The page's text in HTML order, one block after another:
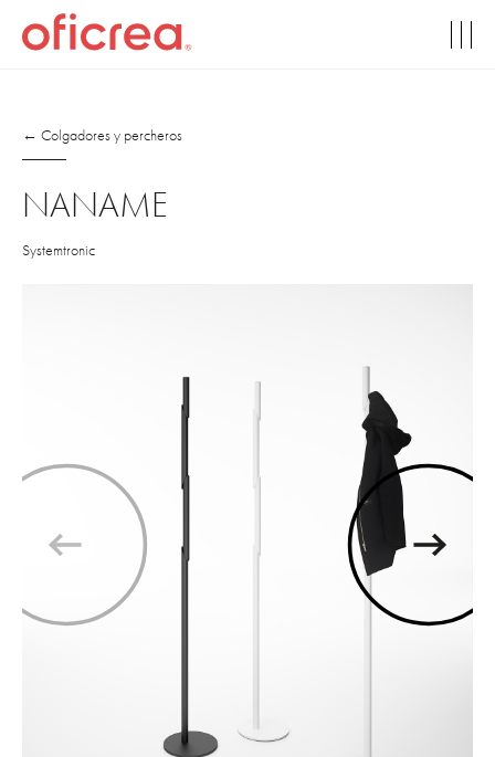
← Colgadores y percheros
NANAME
Systemtronic